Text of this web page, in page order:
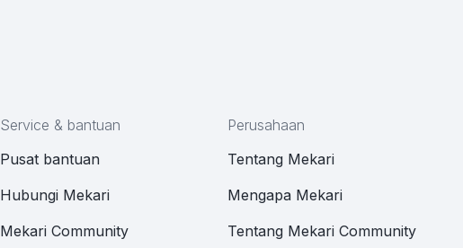
Service & bantuan
Pusat bantuan
Hubungi Mekari
Mekari Community
Perusahaan
Tentang Mekari
Mengapa Mekari
Tentang Mekari Community